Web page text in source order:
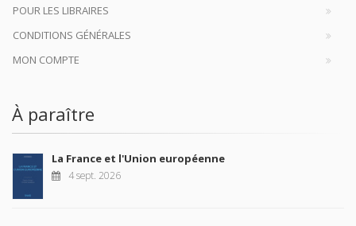
POUR LES LIBRAIRES
CONDITIONS GÉNÉRALES
MON COMPTE
À paraître
La France et l'Union européenne
4 sept. 2026